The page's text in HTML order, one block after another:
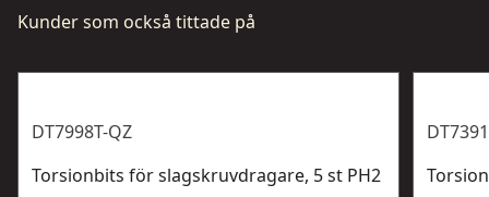
Kunder som också tittade på
DT7998T-QZ
Torsionbits för slagskruvdragare, 5 st PH2